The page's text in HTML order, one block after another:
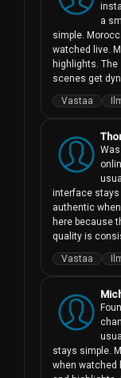
a
simple.
watched live.
highlights.
scenes get
Vastaa
interface stays
authentic
here because
quality is
Vastaa
stays simple.
when watched